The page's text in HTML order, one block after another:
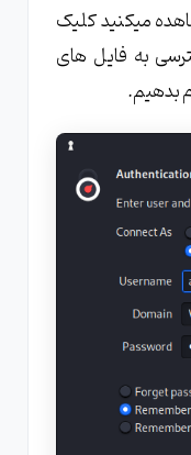
میکنید کلیک
به فایل های
بدهیم.